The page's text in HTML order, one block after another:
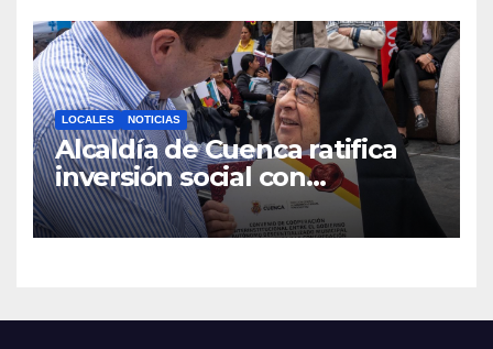
LOCALES NOTICIAS
Alcaldía de Cuenca ratifica
inversión social con
fundaciones e instituciones
locales